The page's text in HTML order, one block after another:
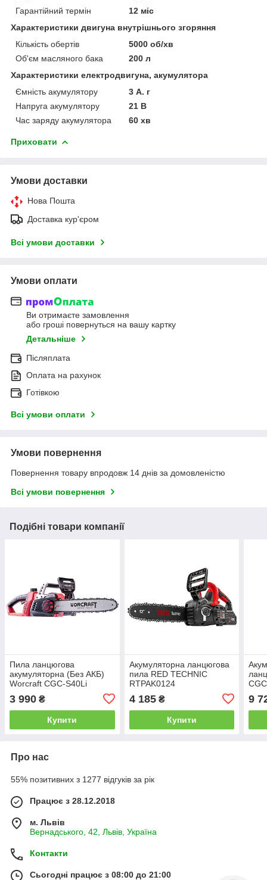
Гарантійний термін
12 міс
Характеристики двигуна внутрішнього згоряння
Кількість обертів
5000 об/хв
Об'єм масляного бака
200 л
Характеристики електродвигуна, акумулятора
Ємність акумулятору
3 А. г
Напруга акумулятору
21 В
Час заряду акумулятора
60 хв
Приховати
Умови доставки
Нова Пошта
Доставка кур'єром
Всі умови доставки
Умови оплати
Ви отримаєте замовлення
або гроші повернуться на вашу картку
Детальніше
Післяплата
Оплата на рахунок
Готівкою
Всі умови оплати
Умови повернення
Повернення товару впродовж 14 днів за домовленістю
Всі умови повернення
Подібні товари компанії
Пила ланцюгова
акумуляторна (Без АКБ)
Worcraft CGC-S40Li
3 990 ₴
Купити
Акумуляторна ланцюгова
пила RED TECHNIC
RTPAK0124
4 185₴
Купити
9
Про нас
55% позитивних з 1277 відгуків за рік
Працює з 28.12.2018
м. Львів
Вернадського, 42, Львів, Україна
Контакти
Сьогодні працює з 08:00 до 21:00